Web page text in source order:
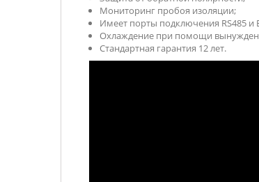
Мониторинг пробоя изоляции;
Имеет порты подключения RS485 и
Охлаждение при помощи
Стандартная гарантия 12 лет.